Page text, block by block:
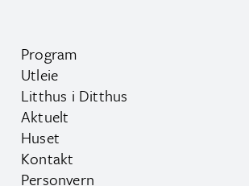
Program
Utleie
Litthus i Ditthus
Aktuelt
Huset
Kontakt
Personvern